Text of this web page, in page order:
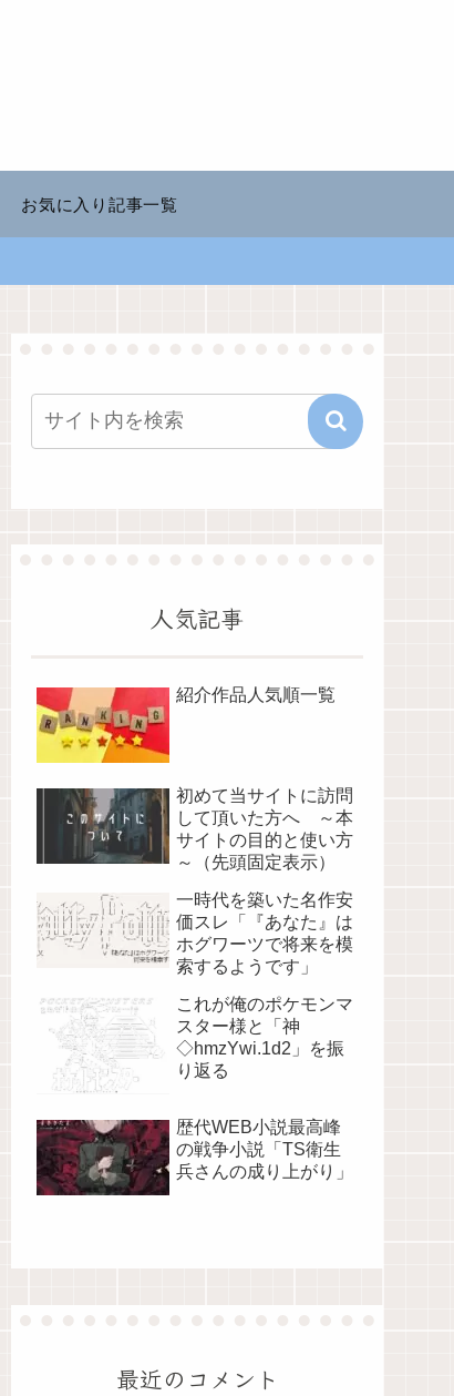
お気に入り記事一覧
人気記事
紹介作品人気順一覧
初めて当サイトに訪問
して頂いた方へ ～本
サイトの目的と使い方
～（先頭固定表示）
一時代を築いた名作安
価スレ「『あなた』は
ホグワーツで将来を模
索するようです」
これが俺のポケモンマ
スター様と「神
◇hmzYwi.1d2」を振
り返る
歴代WEB小説最高峰
の戦争小説「TS衛生
兵さんの成り上がり」
最近のコメント